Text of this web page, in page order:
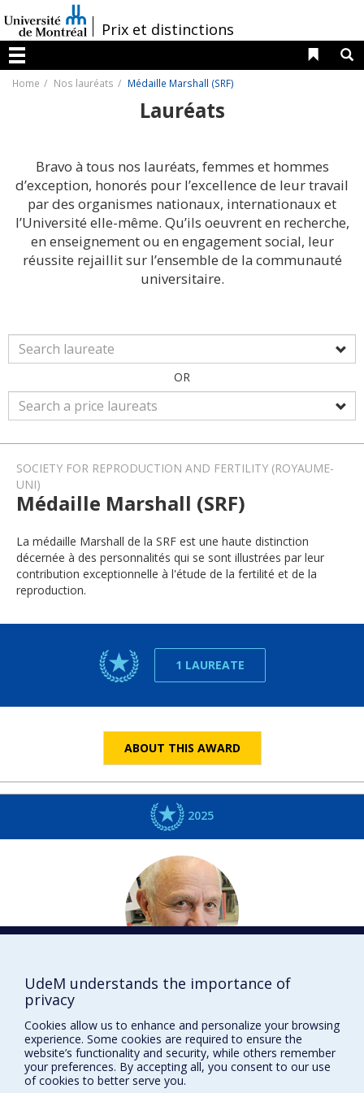
au
contenu
/Prix et distinctions
Menu
Liens
Home Nos lauréats Médaille Marshall (SRF)
Lauréats
Bravo à tous nos lauréats, femmes et hommes
d’exception, honorés pour l’excellence de leur travail
par des organismes nationaux, internationaux et
l’Université elle-même. Qu’ils oeuvrent en recherche,
en enseignement ou en engagement social, leur
réussite rejaillit sur l’ensemble de la communauté
universitaire.
OR
SOCIETY FOR REPRODUCTION AND FERTILITY (ROYAUME-
UNI)
Médaille Marshall (SRF)
La médaille Marshall de la SRF est une haute distinction
décernée à des personnalités qui se sont illustrées par leur
contribution exceptionnelle à l'étude de la fertilité et de la
reproduction.
1 LAUREATE
ABOUT THIS AWARD
2025
Bruce D. MURPHY
DISTINCTIONS
UdeM understands the importance of
privacy
Cookies allow us to enhance and personalize your browsing
experience. Some cookies are required to ensure the
website’s functionality and security, while others remember
your preferences. By accepting all, you consent to our use
of cookies to better serve you.